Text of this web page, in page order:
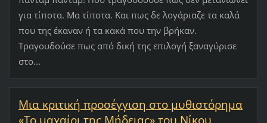
για τίποτα. Μα τίποτα. Και πως δε λογάριαζε τα καλά
που της έκαναν ή τα κακά που την βρήκαν.
Τραγουδούσε πως από δική της επιλογή ξαναγύρισε
στο...
Μια κριτική προσέγγιση στο μυθιστόρημα